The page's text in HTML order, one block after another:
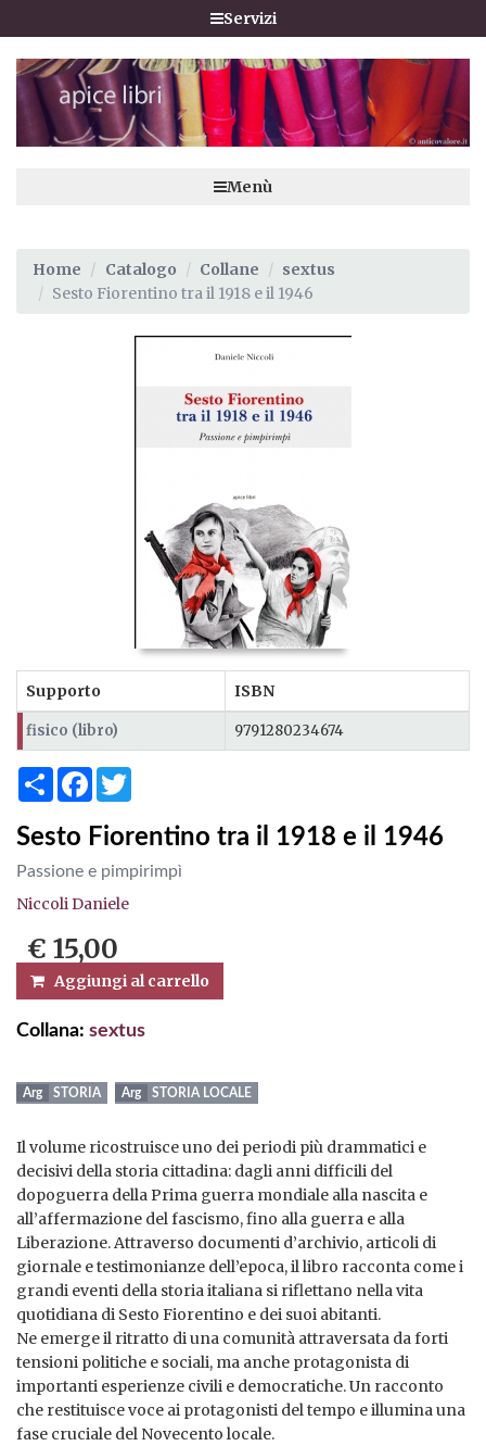
Servizi
Menù
Home Catalogo Collane
sextus
Sesto Fiorentino tra il 1918 e il 1946
Supporto ISBN
fisico (libro) 9791280234674
ShareFacebook
Sesto Fiorentino tra il 1918 e il 1946
Passione e pimpirimpì
Niccoli Daniele
€ 15,00
Aggiungi al carrello
Collana: sextus
STORIA STORIA LOCALE
Il volume ricostruisce uno dei periodi più drammatici e
decisivi della storia cittadina: dagli anni difficili del
dopoguerra della Prima guerra mondiale alla nascita e
all’affermazione del fascismo, fino alla guerra e alla
Liberazione. Attraverso documenti d’archivio, articoli di
giornale e testimonianze dell’epoca, il libro racconta come i
grandi eventi della storia italiana si riflettano nella vita
quotidiana di Sesto Fiorentino e dei suoi abitanti.
Ne emerge il ritratto di una comunità attraversata da forti
tensioni politiche e sociali, ma anche protagonista di
importanti esperienze civili e democratiche. Un racconto
che restituisce voce ai protagonisti del tempo e illumina una
fase cruciale del Novecento locale.